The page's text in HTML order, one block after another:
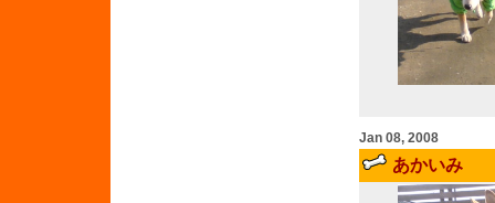
Jan 08, 2008
あかいみ